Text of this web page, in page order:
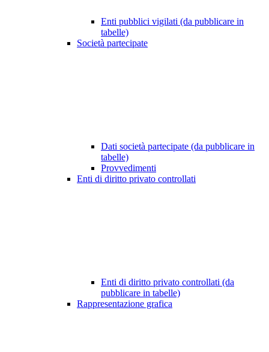
Enti pubblici vigilati (da pubblicare in
tabelle)
Società partecipate
Dati società partecipate (da pubblicare in
tabelle)
Provvedimenti
Enti di diritto privato controllati
Enti di diritto privato controllati (da
pubblicare in tabelle)
Rappresentazione grafica